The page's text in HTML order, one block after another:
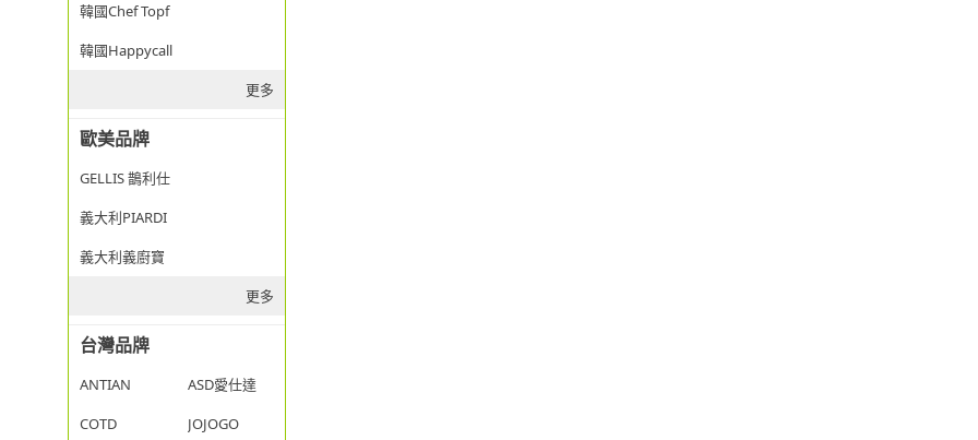
韓國Chef Topf
韓國Happycall
更多
歐美品牌
GELLIS 鵲利仕
義大利PIARDI
義大利義廚寶
更多
台灣品牌
ANTIAN
ASD愛仕達
COTD
JOJOGO